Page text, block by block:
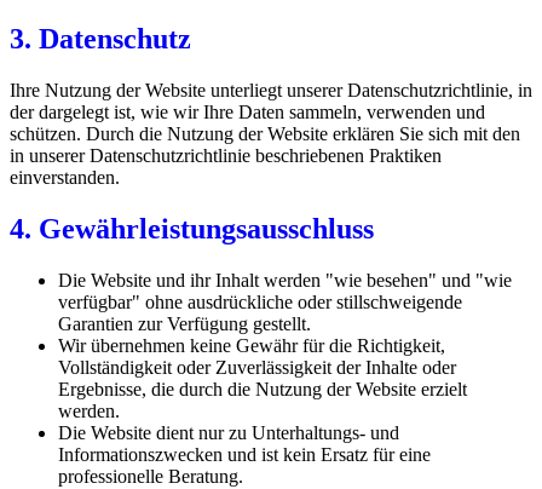
3. Datenschutz
Ihre Nutzung der Website unterliegt unserer Datenschutzrichtlinie, in
der dargelegt ist, wie wir Ihre Daten sammeln, verwenden und
schützen. Durch die Nutzung der Website erklären Sie sich mit den
in unserer Datenschutzrichtlinie beschriebenen Praktiken
einverstanden.
4. Gewährleistungsausschluss
Die Website und ihr Inhalt werden "wie besehen" und "wie
verfügbar" ohne ausdrückliche oder stillschweigende
Garantien zur Verfügung gestellt.
Wir übernehmen keine Gewähr für die Richtigkeit,
Vollständigkeit oder Zuverlässigkeit der Inhalte oder
Ergebnisse, die durch die Nutzung der Website erzielt
werden.
Die Website dient nur zu Unterhaltungs- und
Informationszwecken und ist kein Ersatz für eine
professionelle Beratung.